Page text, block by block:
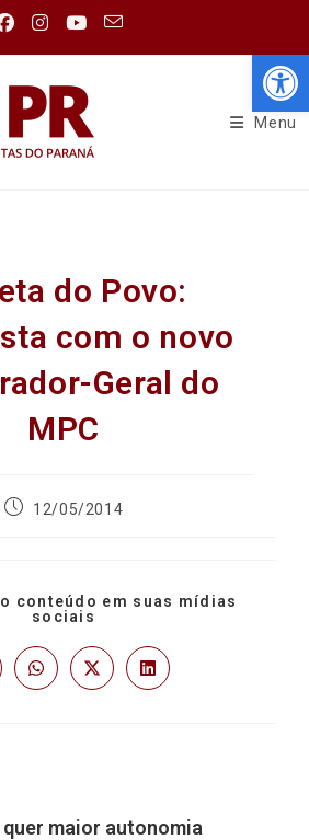
Menu
do Povo:
com o novo
Geral do
MPC
12/05/2014
conteúdo em suas mídias
sociais
maior autonomia